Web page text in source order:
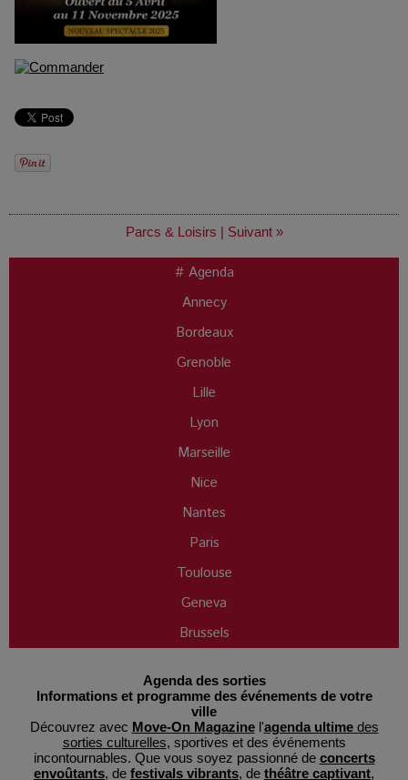
Parcs & Loisirs | Suivant »
# Agenda
Annecy
Bordeaux
Grenoble
Lille
Lyon
Marseille
Nice
Nantes
Paris
Toulouse
Geneva
Brussels
Agenda des sorties
Informations et programme des événements de votre
ville
Découvrez avec Move-On Magazinel'agenda ultimedes
sorties culturelles, sportives et des événements
incontournables. Que vous soyez passionné de concerts
envoûtants, de festivals vibrants, de théâtre captivant,